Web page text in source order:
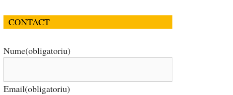
CONTACT
Nume(obligatoriu)
Email(obligatoriu)